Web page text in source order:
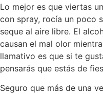
Lo mejor es que viertas
con spray, rocía un poco
seque al aire libre. El
causan el mal olor
llamativo es que si te
pensarás que estás de
Seguro que más de una